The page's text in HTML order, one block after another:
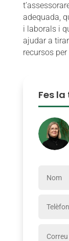
adequada,
i laborals i
ajudar a
recursos per
Fes